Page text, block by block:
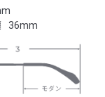
36mm